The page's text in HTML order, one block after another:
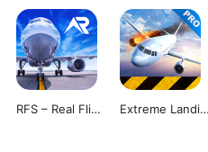
RFS – Real Flight Simulator Extreme Landings PRO